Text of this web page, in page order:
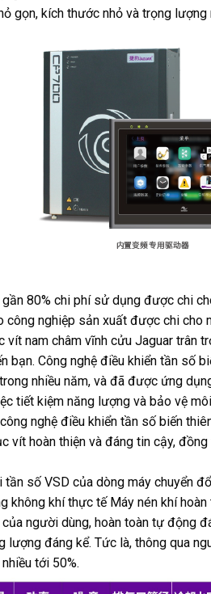
gọn, kích thước nhỏ và trọng lượng
80% chi phí sử dụng được chi
công nghiệp sản xuất được chi cho
nam châm vĩnh cửu Jaguar trân
bạn. Công nghệ điều khiển tần số
nhiều năm, và đã được ứng
tiết kiệm năng lượng và bảo vệ
nghệ điều khiển tần số biến
vít hoàn thiện và đáng tin cậy,
tần số VSD của dòng máy chuyển
không khí thực tế Máy nén khí
người dùng, hoàn toàn tự động
đáng kể. Tức là, thông qua
tới 50%.